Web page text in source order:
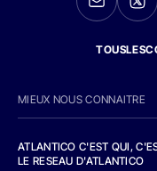
MIEUX NOUS CONNAITRE
ATLANTICO C'EST QUI,
LE RESEAU D'ATLANTICO